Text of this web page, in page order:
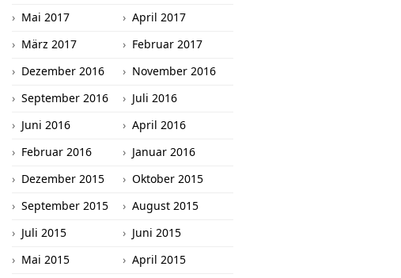
Mai 2017
April 2017
März 2017
Februar 2017
Dezember 2016
November 2016
September 2016
Juli 2016
Juni 2016
April 2016
Februar 2016
Januar 2016
Dezember 2015
Oktober 2015
September 2015
August 2015
Juli 2015
Juni 2015
Mai 2015
April 2015